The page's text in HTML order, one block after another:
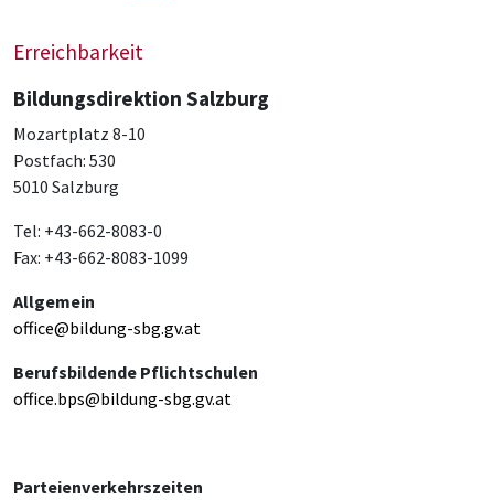
Erreichbarkeit
Bildungsdirektion Salzburg
Mozartplatz 8-10
Postfach: 530
5010 Salzburg
Tel: +43-662-8083-0
Fax: +43-662-8083-1099
Allgemein
office@bildung-sbg.gv.at
Berufsbildende Pflichtschulen
office.bps@bildung-sbg.gv.at
Parteienverkehrszeiten